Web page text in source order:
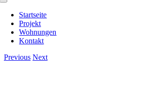
Toggle
NavigationStartseite
Projekt
Wohnungen
Kontakt
Previous Next